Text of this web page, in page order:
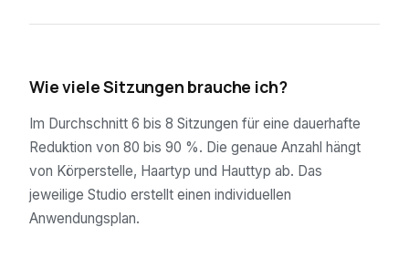
Wie viele Sitzungen brauche ich?
Im Durchschnitt 6 bis 8 Sitzungen für eine dauerhafte
Reduktion von 80 bis 90 %. Die genaue Anzahl hängt
von Körperstelle, Haartyp und Hauttyp ab. Das
jeweilige Studio erstellt einen individuellen
Anwendungsplan.